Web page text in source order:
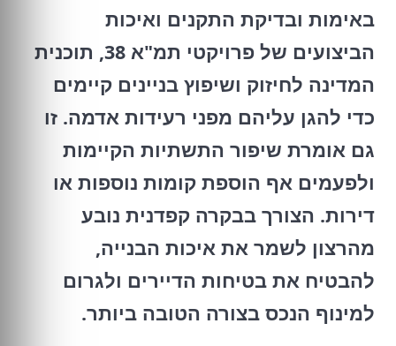
באימות ובדיקת התקנים ואיכות
הביצועים של פרויקטי תמ"א 38, תוכנית
המדינה לחיזוק ושיפוץ בניינים קיימים
כדי להגן עליהם מפני רעידות אדמה. זו
גם אומרת שיפור התשתיות הקיימות
ולפעמים אף הוספת קומות נוספות או
דירות. הצורך בבקרה קפדנית נובע
מהרצון לשמר את איכות הבנייה,
להבטיח את בטיחות הדיירים ולגרום
למינוף הנכס בצורה הטובה ביותר.